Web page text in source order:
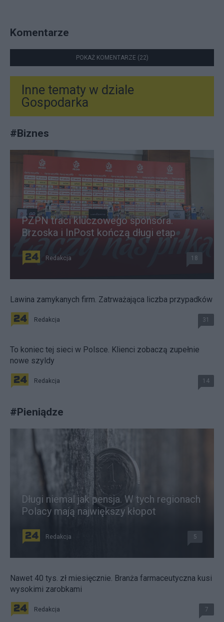
Komentarze
POKAŻ KOMENTARZE (22)
Inne tematy w dziale
Gospodarka
#Biznes
PZPN traci kluczowego sponsora.
Brzoska i InPost kończą długi etap
Redakcja 18
Lawina zamykanych firm. Zatrważająca liczba przypadków
Redakcja 31
To koniec tej sieci w Polsce. Klienci zobaczą zupełnie
nowe szyldy
Redakcja 14
#Pieniądze
Długi niemal jak pensja. W tych regionach
Polacy mają największy kłopot
Redakcja 5
Nawet 40 tys. zł miesięcznie. Branża farmaceutyczna kusi
wysokimi zarobkami
Redakcja 7